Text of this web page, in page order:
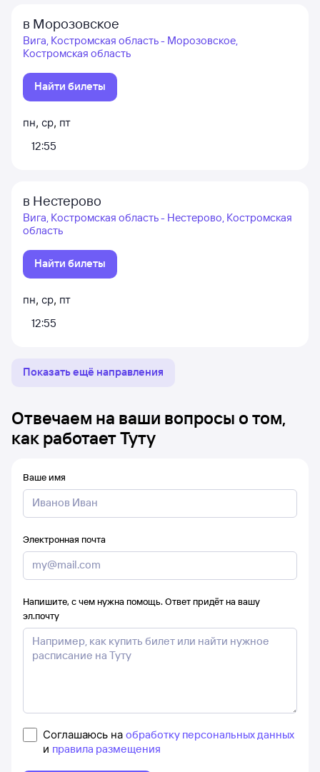
в Морозовское
Вига, Костромская область - Морозовское,
Костромская область
Найти билеты
пн, ср, пт
12:55
в Нестерово
Вига, Костромская область - Нестерово, Костромская
область
Найти билеты
пн, ср, пт
12:55
Показать ещё направления
Отвечаем на ваши вопросы о том,
как работает Туту
Ваше имя
Электронная почта
Напишите, с чем нужна помощь. Ответ придёт на вашу
эл.почту
Соглашаюсь на обработку персональных данных
и правила размещения